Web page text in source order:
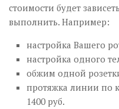
стоимости будет
выполнить. Например:
настройка Вашего
настройка одного
обжим одной
протяжка линии по
1400 руб.